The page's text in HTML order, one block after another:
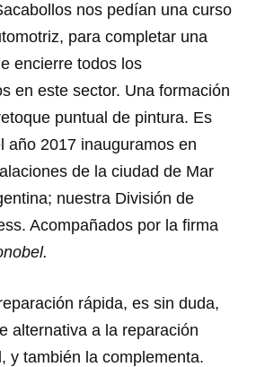
nos pedían una curso
para completar una
encierre todos los
en este sector. Una formación
puntual de pintura. Es
año 2017 inauguramos en
de la ciudad de Mar
nuestra División de
Acompañados por la firma
rápida, es sin duda,
alternativa a la reparación
y también la complementa.